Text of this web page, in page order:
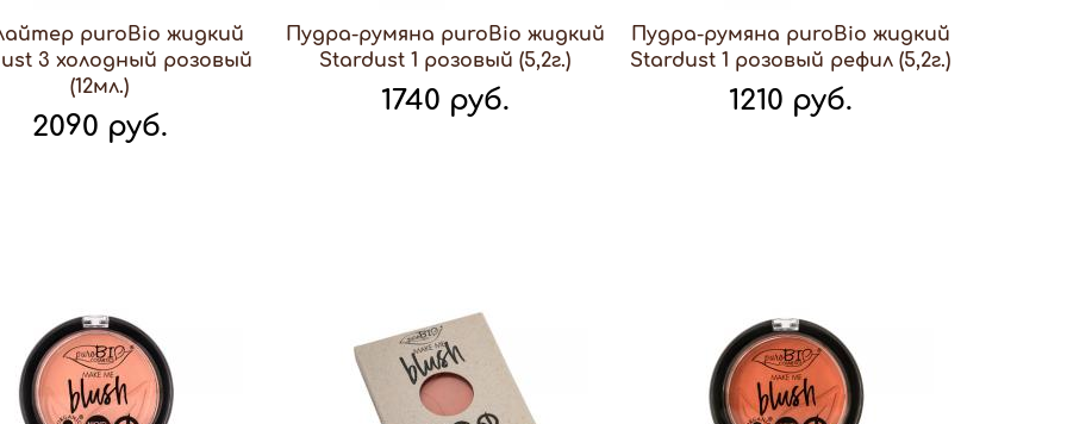
puroBio жидкий
3 холодный розовый
(12мл.)
2090 руб.
Пудра-румяна puroBio жидкий
Stardust 1 розовый (5,2г.)
1740 руб.
Пудра-румяна puroBio жидкий
Stardust 1 розовый рефил (5,2г.)
1210 руб.